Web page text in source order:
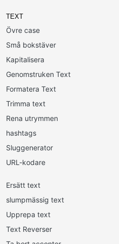
TEXT
Övre case
Små bokstäver
Kapitalisera
Genomstruken Text
Formatera Text
Trimma text
Rena utrymmen
hashtags
Sluggenerator
URL-kodare
Ersätt text
slumpmässig text
Upprepa text
Text Reverser